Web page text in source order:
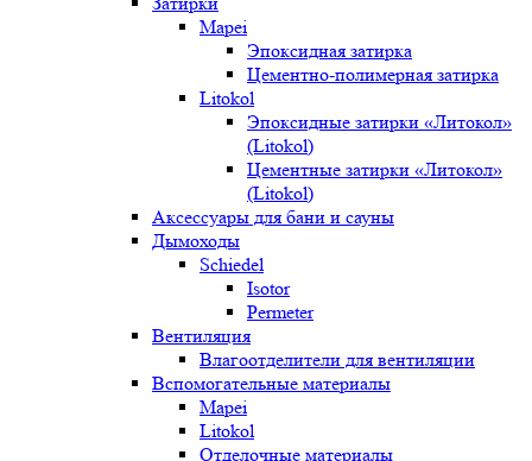
Mapei
Эпоксидная затирка
Цементно-полимерная затирка
Litokol
Эпоксидные затирки «Литокол»
(Litokol)
Цементные затирки «Литокол»
(Litokol)
Аксессуары для бани и сауны
Дымоходы
Schiedel
Isotor
Permeter
Вентиляция
Влагоотделители для вентиляции
Вспомогательные материалы
Mapei
Litokol
Отделочные материалы